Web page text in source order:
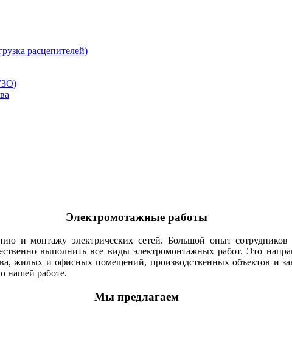
расцепителей)
Электромотажные работы
монтажу электрических сетей. Большой опыт сотрудников
выполнить все виды электромонтажных работ. Это
жилых и офисных помещений, производственных объектов и
нашей работе.
Мы предлагаем